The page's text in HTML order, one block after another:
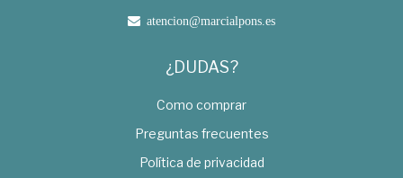
atencion@marcialpons.es
¿DUDAS?
Como comprar
Preguntas frecuentes
Política de privacidad